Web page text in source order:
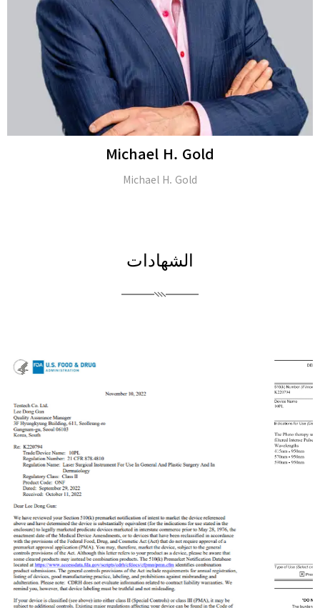
Michael H. Gold
Michael H. Gold
الشهادات